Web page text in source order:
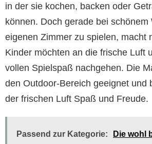
in der sie kochen, backen oder
können. Doch gerade bei schönem
eigenen Zimmer zu spielen, macht
Kinder möchten an die frische Luft
vollen Spielspaß nachgehen. Die
den Outdoor-Bereich geeignet und
der frischen Luft Spaß und Freude.
Passend zur Kategorie:
Die wohl